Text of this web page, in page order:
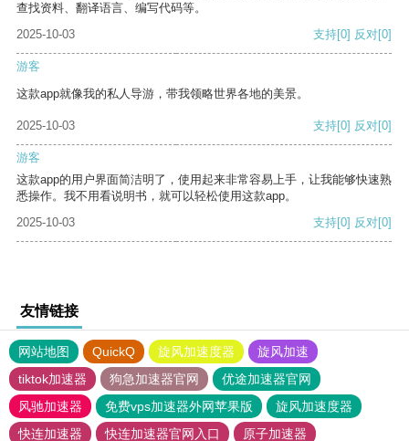
查找资料、翻译语言、编写代码等。
2025-10-03
支持[0] 反对[0]
游客
这款app就像我的私人导游，带我领略世界各地的美景。
2025-10-03 支持[0] 反对[0]
游客
这款app的用户界面简洁明了，使用起来非常容易上手，让我能够快速熟
悉操作。我不用看说明书，就可以轻松使用这款app。
2025-10-03
支持[0] 反对[0]
友情链接
网站地图 QuickQ 旋风加速度器
旋风加速
tiktok加速器
狗急加速器官网
优途加速器官网
风驰加速器
免费vps加速器外网苹果版
旋风加速度器
快连加速器
快连加速器官网入口 原子加速器